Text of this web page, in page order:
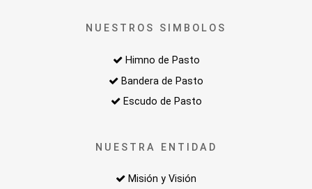
NUESTROS SIMBOLOS
Himno de Pasto
Bandera de Pasto
Escudo de Pasto
NUESTRA ENTIDAD
Misión y Visión